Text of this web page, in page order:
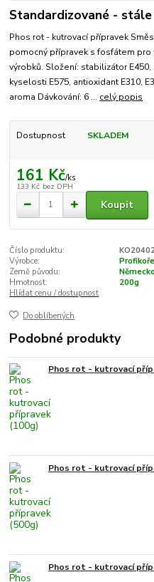
Standardizované -
Phos rot - kutrovací přípravek
pomocný přípravek s fosfátem pro
výrobků. Složení: stabilizátor
kyselosti E575, antioxidant E310,
aroma Dávkování: 6 ... celý popis
Dostupnost SKLADEM
161 Kč/ks
133 Kč bez DPH
Koupit
Číslo produktu:
Výrobce:
Země původu:
Německo
Hmotnost:
200g
Hlídat cenu / dostupnost
Do oblíbených
Podobné produkty
Phos rot - kutrovací
Phos rot - kutrovací
Phos rot - kutrovací